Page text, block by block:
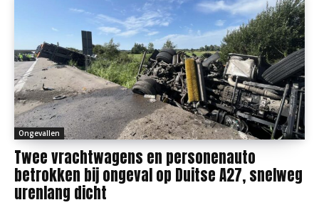
Ongevallen
Twee vrachtwagens en personenauto
betrokken bij ongeval op Duitse A27, snelweg
urenlang dicht